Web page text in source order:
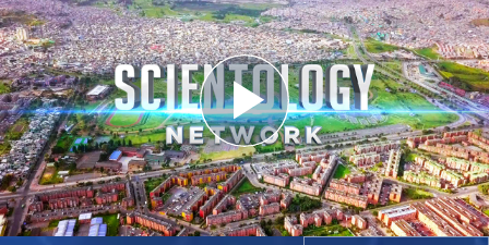
Play
Video